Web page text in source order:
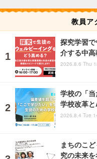
教員ア
探究学習
介する中
2026.8.6 Thu
学校の「
学校改革
2026.8.4 Tue
まちのこ
究の未来を